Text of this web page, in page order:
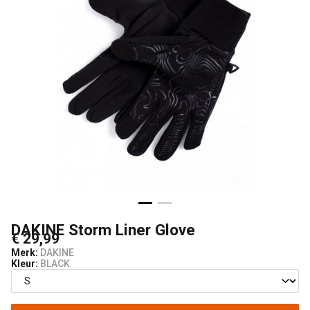
DAKINE Storm Liner Glove
€ 29,99
Merk: DAKINE
Kleur: BLACK